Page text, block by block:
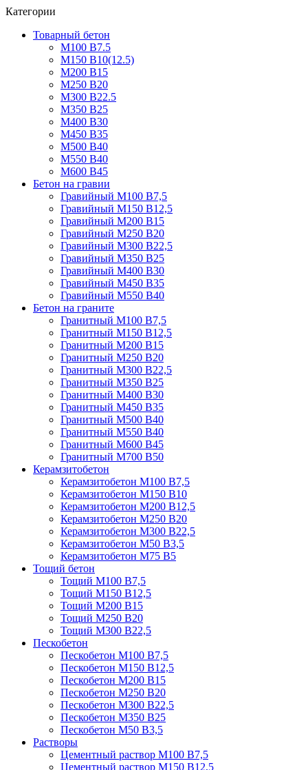
Категории
Товарный бетон
М100 В7.5
М150 В10(12.5)
М200 В15
М250 В20
М300 В22.5
М350 В25
М400 В30
М450 В35
М500 В40
М550 В40
М600 В45
Бетон на гравии
Гравийный М100 В7,5
Гравийный М150 В12,5
Гравийный М200 В15
Гравийный М250 В20
Гравийный М300 В22,5
Гравийный М350 В25
Гравийный М400 В30
Гравийный М450 В35
Гравийный М550 В40
Бетон на граните
Гранитный М100 В7,5
Гранитный М150 В12,5
Гранитный М200 В15
Гранитный М250 В20
Гранитный М300 В22,5
Гранитный М350 В25
Гранитный М400 В30
Гранитный М450 В35
Гранитный М500 В40
Гранитный М550 В40
Гранитный М600 В45
Гранитный М700 В50
Керамзитобетон
Керамзитобетон М100 В7,5
Керамзитобетон М150 В10
Керамзитобетон М200 В12,5
Керамзитобетон М250 В20
Керамзитобетон М300 В22,5
Керамзитобетон М50 В3,5
Керамзитобетон М75 В5
Тощий бетон
Тощий М100 В7,5
Тощий М150 В12,5
Тощий М200 В15
Тощий М250 В20
Тощий М300 В22,5
Пескобетон
Пескобетон М100 В7,5
Пескобетон М150 В12,5
Пескобетон М200 В15
Пескобетон М250 В20
Пескобетон М300 В22,5
Пескобетон М350 В25
Пескобетон М50 В3,5
Растворы
Цементный раствор М100 В7,5
Цементный раствор М150 В12,5